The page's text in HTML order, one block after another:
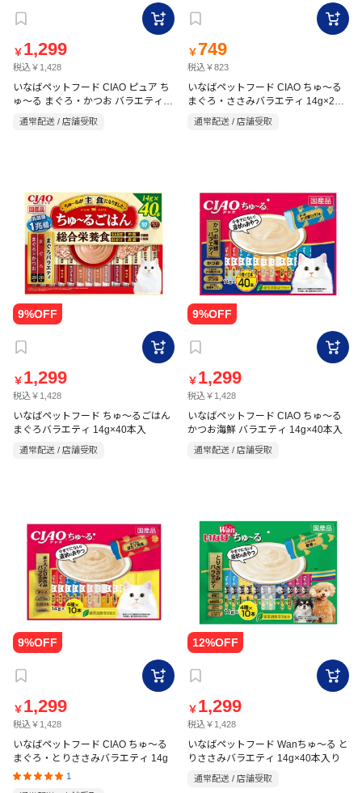
￥ 1,299
税込￥1,428
いなばペットフード CIAO ピュア ち
ゅ～る まぐろ・かつお バラエティ
通常配送 / 店舗受取
￥ 749
税込￥823
いなばペットフード CIAO ちゅ～る
まぐろ・ささみバラエティ 14g×20
本
通常配送 / 店舗受取
￥ 1,299
税込￥1,428
いなばペットフード ちゅ～るごはん
まぐろバラエティ 14g×40本入
通常配送 / 店舗受取
￥ 1,299
税込￥1,428
いなばペットフード CIAO ちゅ～る
かつお海鮮 バラエティ 14g×40本入
通常配送 / 店舗受取
￥ 1,299
税込￥1,428
いなばペットフード CIAO ちゅ～る
まぐろ・とりささみバラエティ 14g
1
￥ 1,299
税込￥1,428
いなばペットフード Wanちゅ～る と
りささみバラエティ 14g×40本入り
通常配送 / 店舗受取